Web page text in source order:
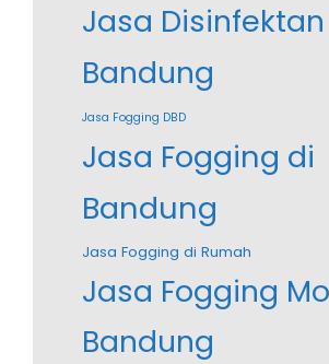
Jasa Disinfektan
Bandung
Jasa Fogging DBD
Jasa Fogging di
Bandung
Jasa Fogging di Rumah
Jasa Fogging
Bandung